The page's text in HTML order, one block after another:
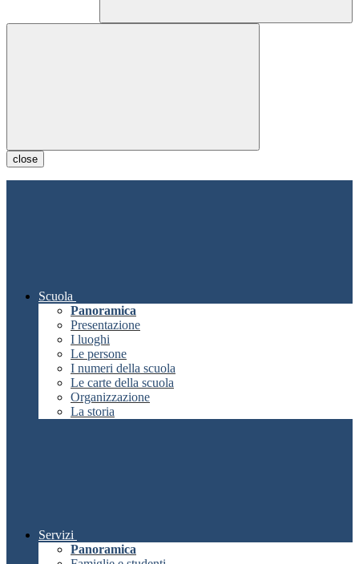
close
Scuola
Panoramica
Presentazione
I luoghi
Le persone
I numeri della scuola
Le carte della scuola
Organizzazione
La storia
Servizi
Panoramica